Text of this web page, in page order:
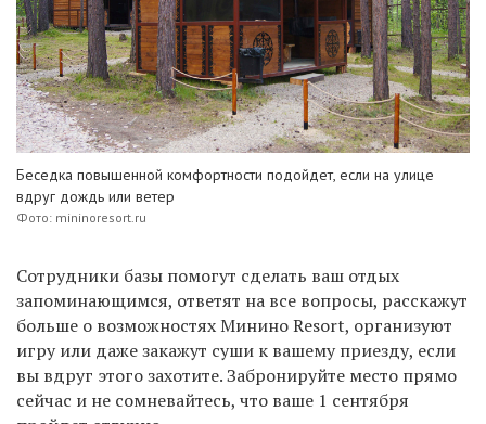
Беседка повышенной комфортности подойдет, если на улице
вдруг дождь или ветер
Фото: mininoresort.ru
Сотрудники базы помогут сделать ваш отдых
запоминающимся, ответят на все вопросы, расскажут
больше о возможностях Минино Resort, организуют
игру или даже закажут суши к вашему приезду, если
вы вдруг этого захотите. Забронируйте место прямо
сейчас и не сомневайтесь, что ваше 1 сентября